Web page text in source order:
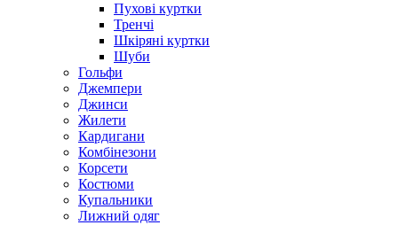
Пухові куртки
Тренчі
Шкіряні куртки
Шуби
Гольфи
Джемпери
Джинси
Жилети
Кардигани
Комбінезони
Корсети
Костюми
Купальники
Лижний одяг